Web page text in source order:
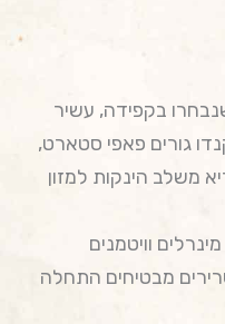
בקפידה, עשיר
גורים פאפי סטארט,
משלב הינקות למזון
וויטמנים
מבטיחים התחלה